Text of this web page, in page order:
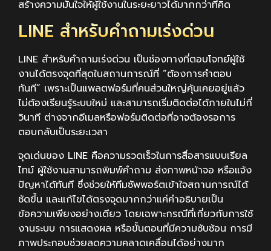
สร้างความมั่นใจให้ผู้ใช้งานในระยะยาวได้มากกว่าที่คิด
LINE สำหรับคำถามเร่งด่วน
LINE สำหรับคำถามเร่งด่วน เป็นช่องทางที่ตอบโจทย์ผู้ใช้
งานได้ตรงจุดที่สุดในสถานการณ์ที่ “ต้องการคำตอบ
ทันที” เพราะเป็นแพลตฟอร์มที่คนส่วนใหญ่คุ้นเคยอยู่แล้ว
ไม่ต้องเรียนรู้ระบบใหม่ และสามารถเริ่มติดต่อได้ภายในไม่กี่
วินาที ต่างจากอีเมลหรือฟอร์มติดต่อที่อาจต้องรอการ
ตอบกลับเป็นระยะเวลา
จุดเด่นของ LINE คือความรวดเร็วในการสื่อสารแบบเรียล
ไทม์ ผู้ใช้งานสามารถพิมพ์คำถาม ส่งภาพหน้าจอ หรือแจ้ง
ปัญหาได้ทันที ซึ่งช่วยให้ทีมซัพพอร์ตเข้าใจสถานการณ์ได้
ชัดขึ้น และแก้ไขได้ตรงจุดมากกว่าแค่คำอธิบายเป็น
ข้อความเพียงอย่างเดียว โดยเฉพาะกรณีที่เกี่ยวกับการใช้
งานระบบ การแสดงผล หรือขั้นตอนที่มีความซับซ้อน การมี
ภาพประกอบช่วยลดความคลาดเคลื่อนได้อย่างมาก